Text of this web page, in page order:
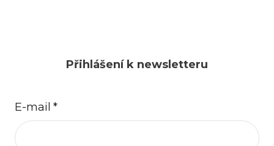
Přihlášení k newsletteru
E-mail *